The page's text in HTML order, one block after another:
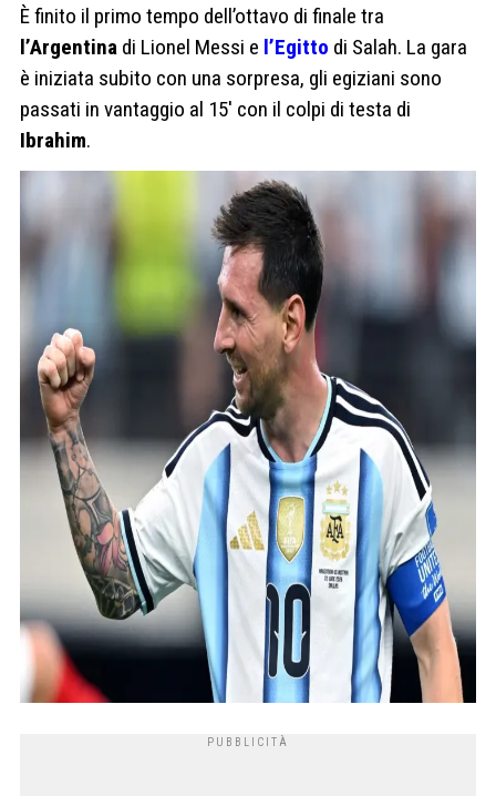
È finito il primo tempo dell’ottavo di finale tra
l’Argentina di Lionel Messi e l’Egitto di Salah. La gara
è iniziata subito con una sorpresa, gli egiziani sono
passati in vantaggio al 15′ con il colpi di testa di
Ibrahim.